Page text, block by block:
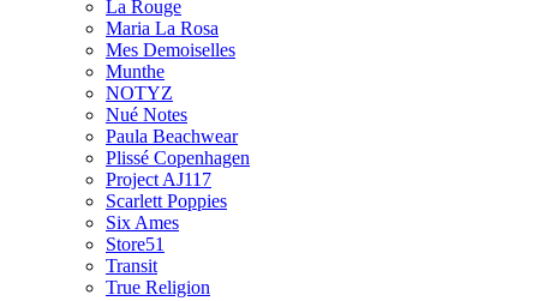
La Rouge
Maria La Rosa
Mes Demoiselles
Munthe
NOTYZ
Nué Notes
Paula Beachwear
Plissé Copenhagen
Project AJ117
Scarlett Poppies
Six Ames
Store51
Transit
True Religion